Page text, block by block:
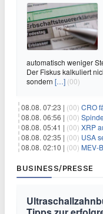
automatisch weniger
Der Fiskus kalkuliert
sondern […] (00)
08.08. 07:23 | (00) CRO fällt
08.08. 06:56 | (00) Spindex
08.08. 05:41 | (00) XRP
08.08. 02:35 | (00) USA
08.08. 02:10 | (00) MEV-
BUSINESS/PRESSE